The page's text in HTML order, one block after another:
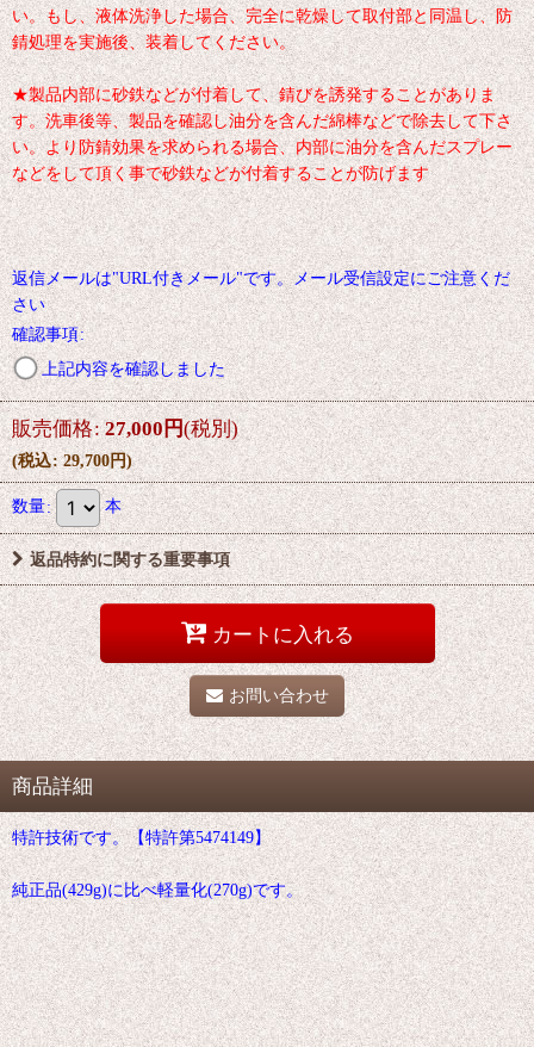
い。もし、液体洗浄した場合、完全に乾燥して取付部と同温し、防
錆処理を実施後、装着してください。
★製品内部に砂鉄などが付着して、錆びを誘発することがありま
す。洗車後等、製品を確認し油分を含んだ綿棒などで除去して下さ
い。より防錆効果を求められる場合、内部に油分を含んだスプレー
などをして頂く事で砂鉄などが付着することが防げます
返信メールは"URL付きメール"です。メール受信設定にご注意くだ
さい
確認事項:
上記内容を確認しました
販売価格: 27,000円(税別)
(税込: 29,700円)
数量: 本
返品特約に関する重要事項
カートに入れる
お問い合わせ
商品詳細
特許技術です。【特許第5474149】
純正品(429g)に比べ軽量化(270g)です。